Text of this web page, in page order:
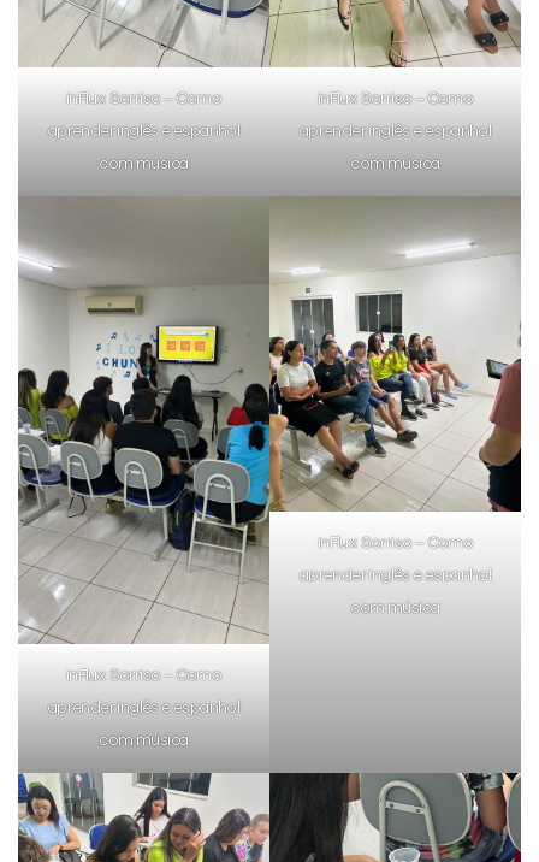
inFlux Sorriso – Como
aprender inglês e espanhol
com música
inFlux Sorriso – Como
aprender inglês e espanhol
com música
inFlux Sorriso – Como
aprender inglês e espanhol
com música
inFlux Sorriso – Como
aprender inglês e espanhol
com música